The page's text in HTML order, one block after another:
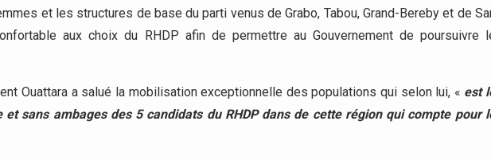
et les structures de base du parti venus de Grabo, Tabou, Grand-Bereby et de
aux choix du RHDP afin de permettre au Gouvernement de poursuivre
Ouattara a salué la mobilisation exceptionnelle des populations qui selon lui, « est
et sans ambages des 5 candidats du RHDP dans de cette région qui compte pour